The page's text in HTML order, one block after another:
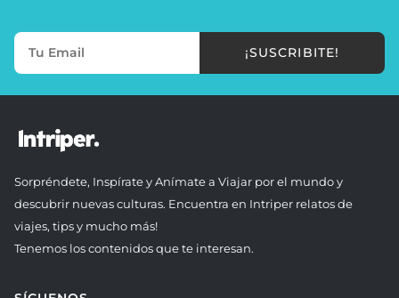
¡SUSCRIBITE!
Sorpréndete, Inspírate y Anímate a Viajar por el mundo y
descubrir nuevas culturas. Encuentra en Intriper relatos de
viajes, tips y mucho más!
Tenemos los contenidos que te interesan.